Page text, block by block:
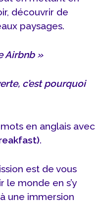
découvrir de
paysages.
Airbnb »
c’est pourquoi
en anglais avec
.
est de vous
monde en s’y
une immersion